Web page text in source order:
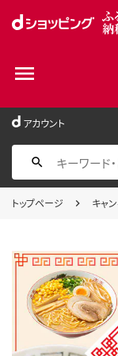
アカウント
トップページ キャ